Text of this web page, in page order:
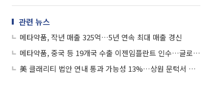
관련 뉴스
메타약품, 작년 매출 325억…5년 연속 최대 매출 경신
메타약품, 중국 등 19개국 수출 이젠임플란트 인수…글로벌 의료기기 시장 공략
美 클래리티 법안 연내 통과 가능성 13%…상원 문턱서 제동